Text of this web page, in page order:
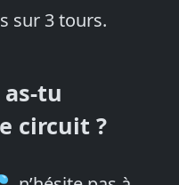
sur 3 tours.
tu
circuit ?